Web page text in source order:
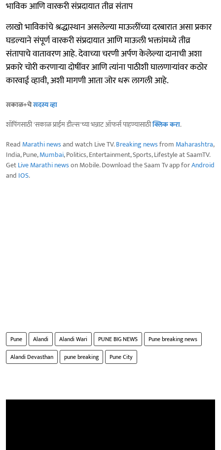
भाविक आणि वारकरी संप्रदायात तीव्र संताप
लाखो भाविकांचे श्रद्धास्थान असलेल्या माऊलींच्या दरबारात असा प्रकार
घडल्याने संपूर्ण वारकरी संप्रदायात आणि माऊली भक्तांमध्ये तीव्र
संतापाचे वातावरण आहे. देवाच्या चरणी अर्पण केलेल्या दानाची अशा
प्रकारे चोरी करणाऱ्या दोषींवर आणि त्यांना पाठीशी घालणाऱ्यांवर कठोर
कारवाई व्हावी, अशी मागणी आता जोर धरू लागली आहे.
सकाळ+चेसदस्य व्हा
शॉपिंगसाठी 'सकाळ प्राईम डील्स'च्या भन्नाट ऑफर्स पाहण्यासाठीक्लिक करा.
Read Marathi newsand watch Live TV.Breaking newsfrom Maharashtra,
India, Pune,Mumbai, Politics, Entertainment, Sports, Lifestyle at SaamTV.
GetLive Marathi newson Mobile. Download the Saam Tv app forAndroid
and IOS.
Pune Alandi Alandi Wari PUNE BIG NEWS
Pune breaking news
Alandi Devasthan
pune breaking Pune City